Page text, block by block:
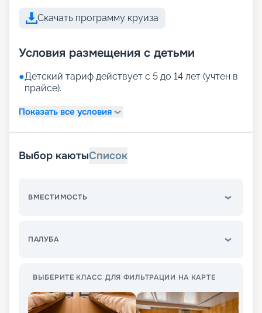
Скачать программу круиза
Условия размещения с детьми
●Детский тариф действует с 5 до 14 лет (учтен в
прайсе).
Показать все условия
Выбор каютыСписок
ВМЕСТИМОСТЬ
ПАЛУБА
ВЫБЕРИТЕ КЛАСС ДЛЯ ФИЛЬТРАЦИИ НА КАРТЕ